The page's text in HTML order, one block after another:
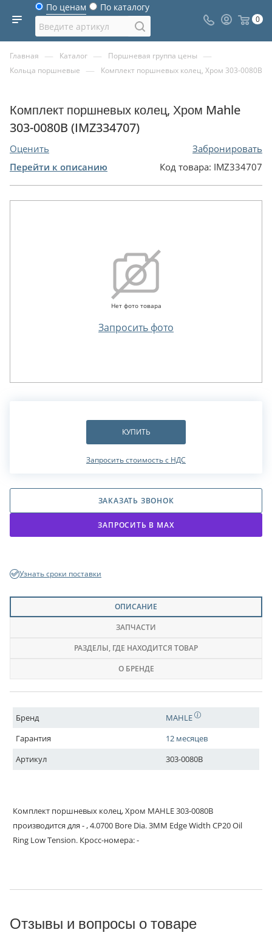
По ценам По каталогу
0
Главная — Каталог — Поршневая группа цены —
Кольца поршневые — Комплект поршневых колец, Хром 303-0080B
Комплект поршневых колец, Хром Mahle
303-0080B (IMZ334707)
Оценить
Забронировать
Перейти к описанию
Код товара: IMZ334707
Нет фото товара
Запросить фото
КУПИТЬ
Запросить стоимость с НДС
ЗАКАЗАТЬ ЗВОНОК
ЗАПРОСИТЬ В МАХ
Узнать сроки поставки
ОПИСАНИЕ
ЗАПЧАСТИ
РАЗДЕЛЫ, ГДЕ НАХОДИТСЯ ТОВАР
О БРЕНДЕ
Бренд
MAHLE
Гарантия
12 месяцев
Артикул
303-0080B
Комплект поршневых колец, Хром MAHLE 303-0080B
производится для - , 4.0700 Bore Dia. 3MM Edge Width CP20 Oil
Ring Low Tension. Кросс-номера: -
Отзывы и вопросы о товаре